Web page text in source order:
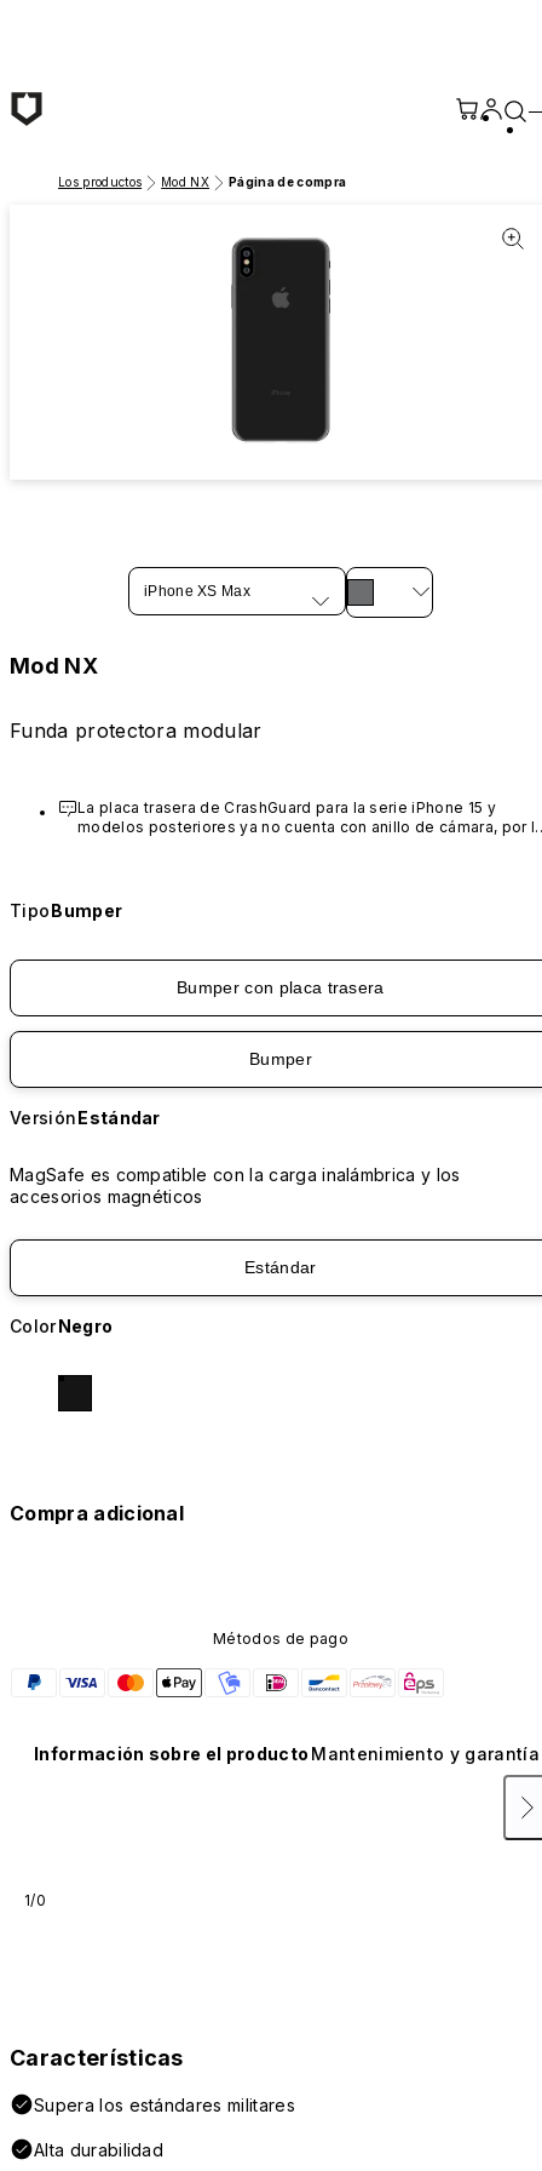
Los productos Mod NX Página de compra
iPhone XS Max
Mod NX
Funda protectora modular
La placa trasera de CrashGuard para la serie iPhone 15 y
modelos posteriores ya no cuenta con anillo de cámara, por
TipoBumper
Bumper con placa trasera
Bumper
VersiónEstándar
MagSafe es compatible con la carga inalámbrica y los
accesorios magnéticos
Estándar
ColorNegro
Compra adicional
Métodos de pago
Información sobre el producto Mantenimiento y garantía
1/0
Características
Supera los estándares militares
Alta durabilidad